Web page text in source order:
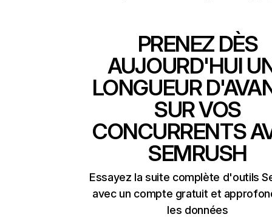
PRENEZ DÈS
AUJOURD'HUI
LONGUEUR
SUR VOS
CONCURRENTS
SEMRUSH
Essayez la suite complète d'outils
avec un compte gratuit et
les données